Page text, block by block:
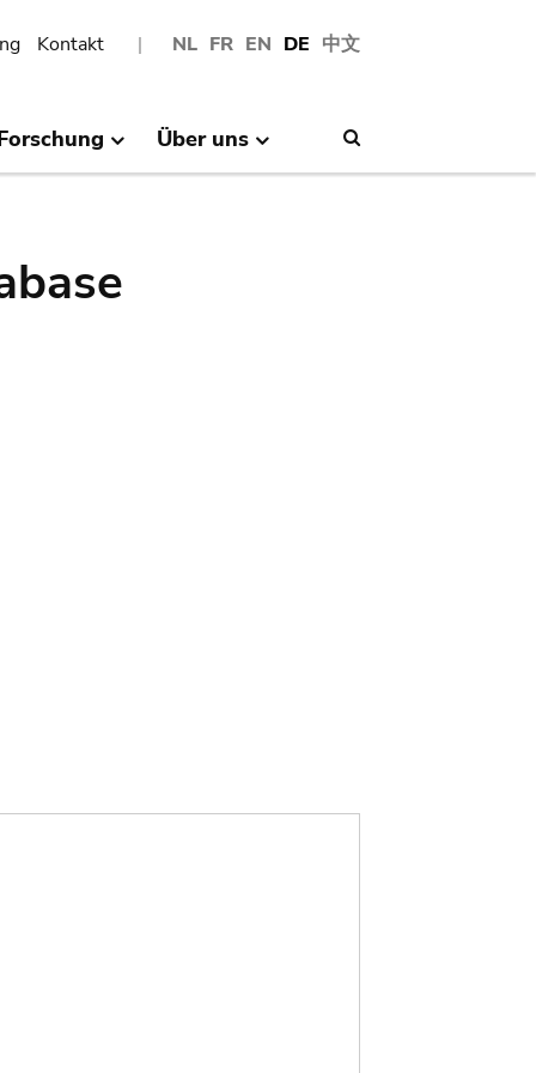
NL FR EN DE 中文
Kontakt
Über uns